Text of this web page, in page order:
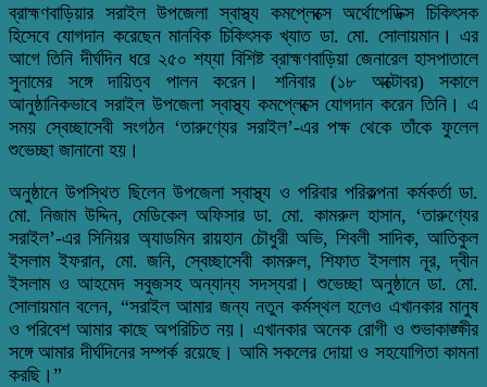
ব্রাহ্মণবাড়িয়ার সরাইল উপজেলা স্বাস্থ্য কমপ্লেক্সে অর্থোপেডিক্স চিকিৎসক
হিসেবে যোগদান করেছেন মানবিক চিকিৎসক খ্যাত ডা. মো. সোলায়মান। এর
আগে তিনি দীর্ঘদিন ধরে ২৫০ শয্যা বিশিষ্ট ব্রাহ্মণবাড়িয়া জেনারেল হাসপাতালে
সুনামের সঙ্গে দায়িত্ব পালন করেন।
শনিবার (১৮ অক্টোবর) সকালে
আনুষ্ঠানিকভাবে সরাইল উপজেলা স্বাস্থ্য কমপ্লেক্সে যোগদান করেন তিনি। এ
সময় স্বেচ্ছাসেবী সংগঠন ‘তারুণ্যেরসরাইল’-এর পক্ষ থেকে তাঁকে ফুলেল
শুভেচ্ছা জানানো হয়।
অনুষ্ঠানে উপস্থিত ছিলেন উপজেলা স্বাস্থ্য ও পরিবার পরিকল্পনা কর্মকর্তা ডা.
মো. নিজাম উদ্দিন, মেডিকেল অফিসার ডা. মো. কামরুল হাসান, ‘তারুণ্যের
সরাইল’-এর সিনিয়র অ্যাডমিন রায়হান চৌধুরী অভি, শিবলী সাদিক, আতিকুল
ইসলাম ইফরান, মো. জনি, স্বেচ্ছাসেবী কামরুল, শিফাত ইসলাম নূর, দ্বীন
ইসলাম ও আহমেদ সবুজসহ অন্যান্য সদস্যরা। শুভেচ্ছা অনুষ্ঠানে ডা. মো.
সোলায়মান বলেন, “সরাইল আমার জন্য নতুন কর্মস্থল হলেও এখানকার মানুষ
ও পরিবেশ আমার কাছে অপরিচিত নয়। এখানকার অনেক রোগী ও শুভাকাঙ্ক্ষীর
সঙ্গে আমার দীর্ঘদিনের সম্পর্ক রয়েছে। আমি সকলের দোয়া ও সহযোগিতা কামনা
করছি।”